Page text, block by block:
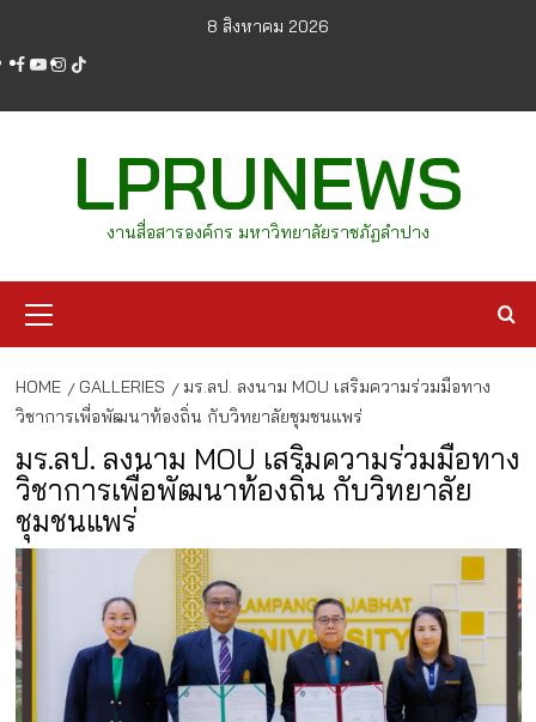
content
8 สิงหาคม 2026
facebook
youtube
instagram
tiktok
LPRUNEWS
งานสื่อสารองค์กร มหาวิทยาลัยราชภัฏลำปาง
Menu
HOME GALLERIES
มร.ลป. ลงนาม MOU เสริมความร่วมมือทาง
วิชาการเพื่อพัฒนาท้องถิ่น กับวิทยาลัยชุมชนแพร่
มร.ลป. ลงนาม MOU เสริมความร่วมมือทาง
วิชาการเพื่อพัฒนาท้องถิ่น กับวิทยาลัย
ชุมชนแพร่